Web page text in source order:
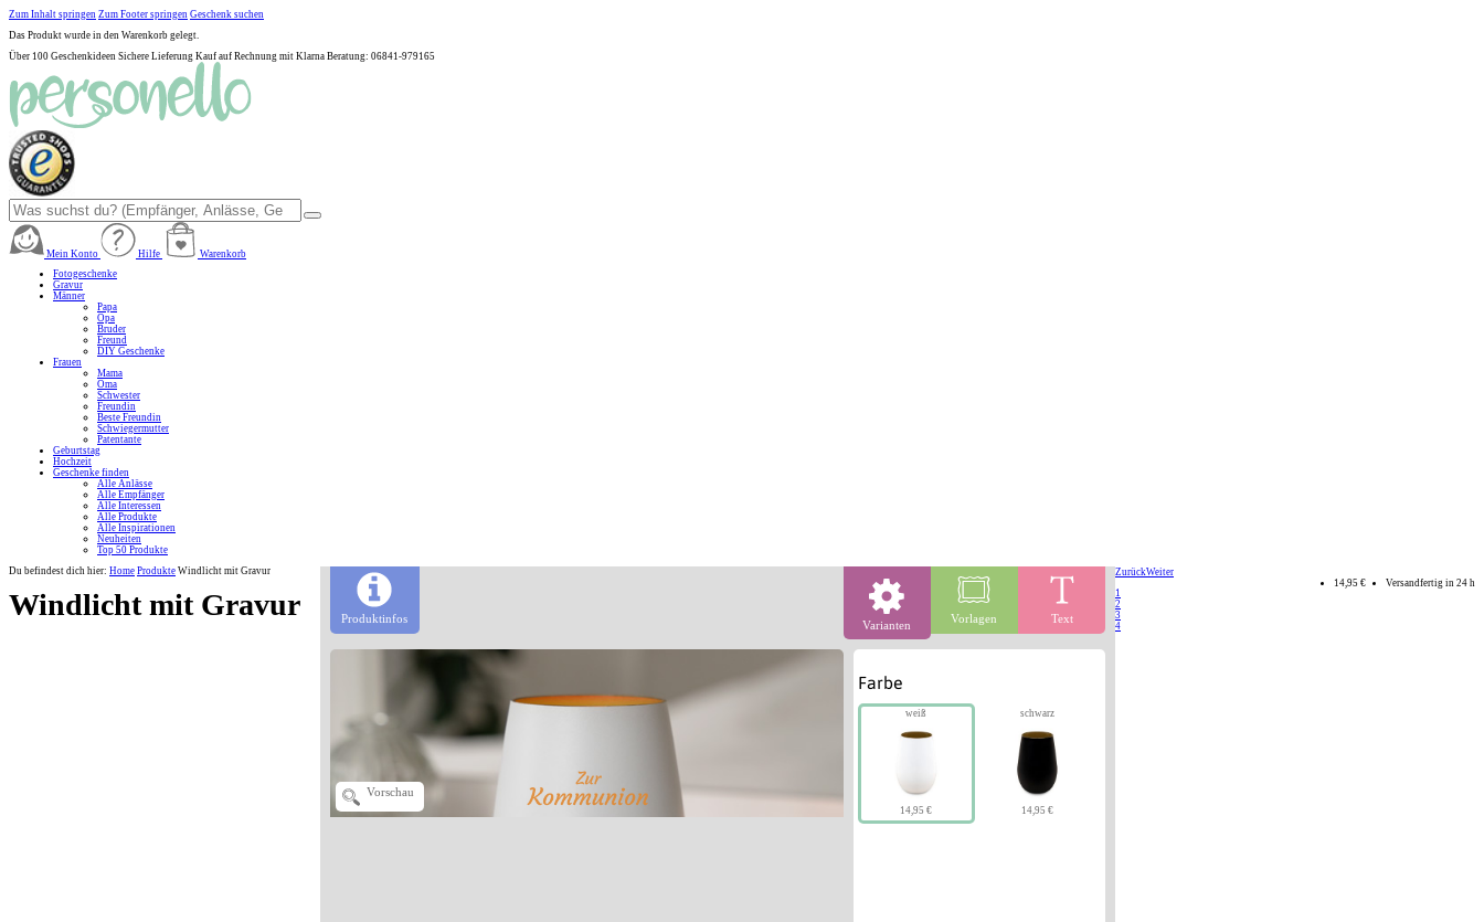
Zum Inhalt springen Zum Footer springen Geschenk suchen
Das Produkt wurde in den Warenkorb gelegt.
Über 100 Geschenkideen Sichere Lieferung Kauf auf Rechnung mit Klarna Beratung: 06841-979165
Mein Konto Hilfe
Warenkorb
Fotogeschenke
Gravur
Männer
Papa
Opa
Bruder
Freund
DIY Geschenke
Frauen
Mama
Oma
Schwester
Freundin
Beste Freundin
Schwiegermutter
Patentante
Geburtstag
Hochzeit
Geschenke finden
Alle Anlässe
Alle Empfänger
Alle Interessen
Alle Produkte
Alle Inspirationen
Neuheiten
Top 50 Produkte
Du befindest dich hier: Home Produkte Windlicht mit Gravur
Windlicht mit Gravur
14,95 € Versandfertig in 24 h
Produktinfos Varianten Vorlagen Text
Vorschau
Farbe
weiß
14,95 €
schwarz
14,95 €
ZurückWeiter
1
2
3
4